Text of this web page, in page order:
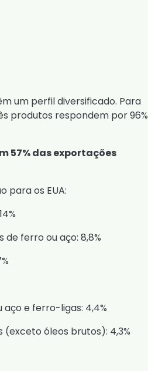
um perfil diversificado. Para
produtos respondem por 96%
57% das exportações
para os EUA:
ferro ou aço: 8,8%
e ferro-ligas: 4,4%
óleos brutos): 4,3%